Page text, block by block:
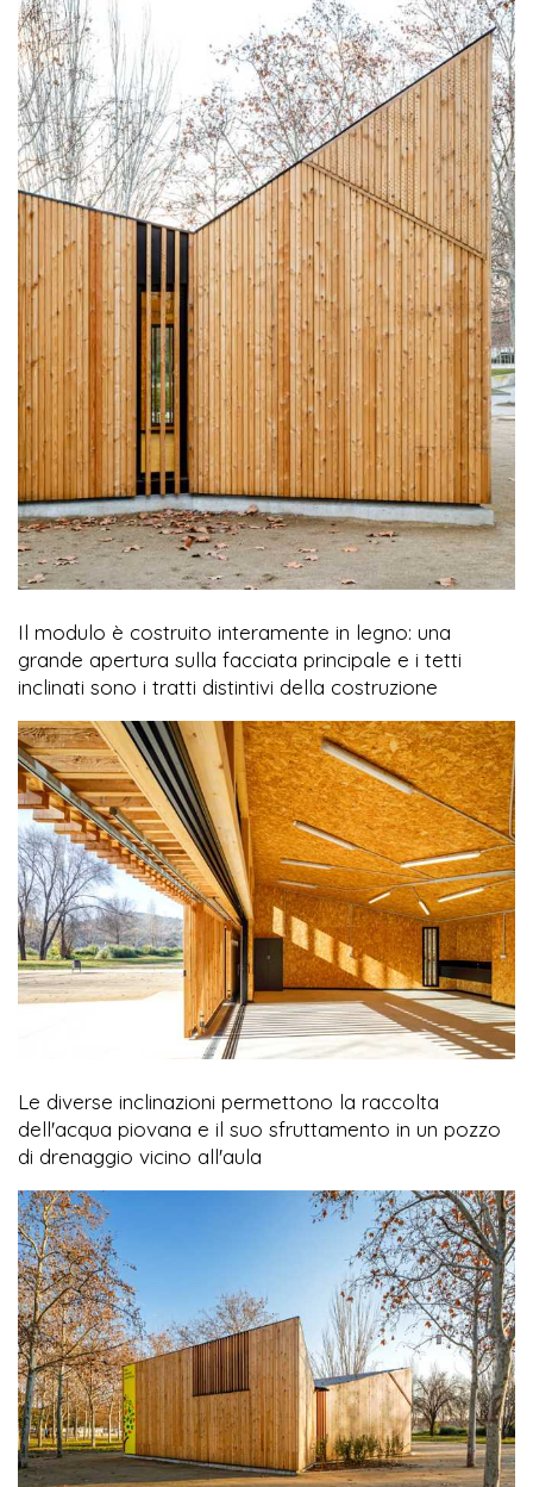
Il modulo è costruito interamente in legno: una
grande apertura sulla facciata principale e i tetti
inclinati sono i tratti distintivi della costruzione
Le diverse inclinazioni permettono la raccolta
dell'acqua piovana e il suo sfruttamento in un pozzo
di drenaggio vicino all'aula